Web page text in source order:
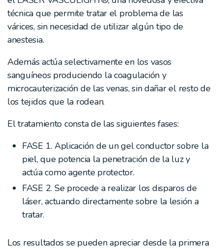
técnica que permite tratar el problema de las
várices, sin necesidad de utilizar algún tipo de
anestesia.
Además actúa selectivamente en los vasos
sanguíneos produciendo la coagulación y
microcauterización de las venas, sin dañar el resto de
los tejidos que la rodean.
El tratamiento consta de las siguientes fases:
FASE 1. Aplicación de un gel conductor sobre la
piel, que potencia la penetración de la luz y
actúa como agente protector.
FASE 2. Se procede a realizar los disparos de
láser, actuando directamente sobre la lesión a
tratar.
Los resultados se pueden apreciar desde la primera